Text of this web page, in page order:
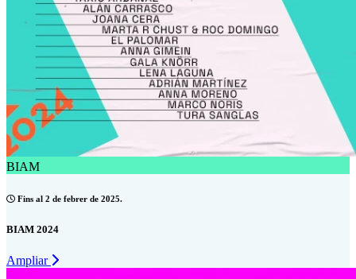
BIAM
Fins al 2 de febrer de 2025.
BIAM 2024
Ampliar